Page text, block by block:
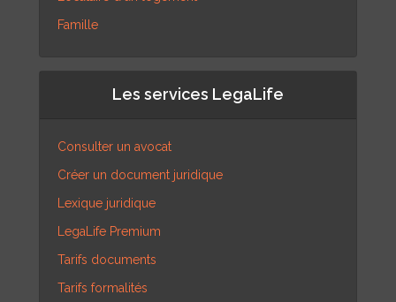
Famille
Les services LegaLife
Consulter un avocat
Créer un document juridique
Lexique juridique
LegaLife Premium
Tarifs documents
Tarifs formalités